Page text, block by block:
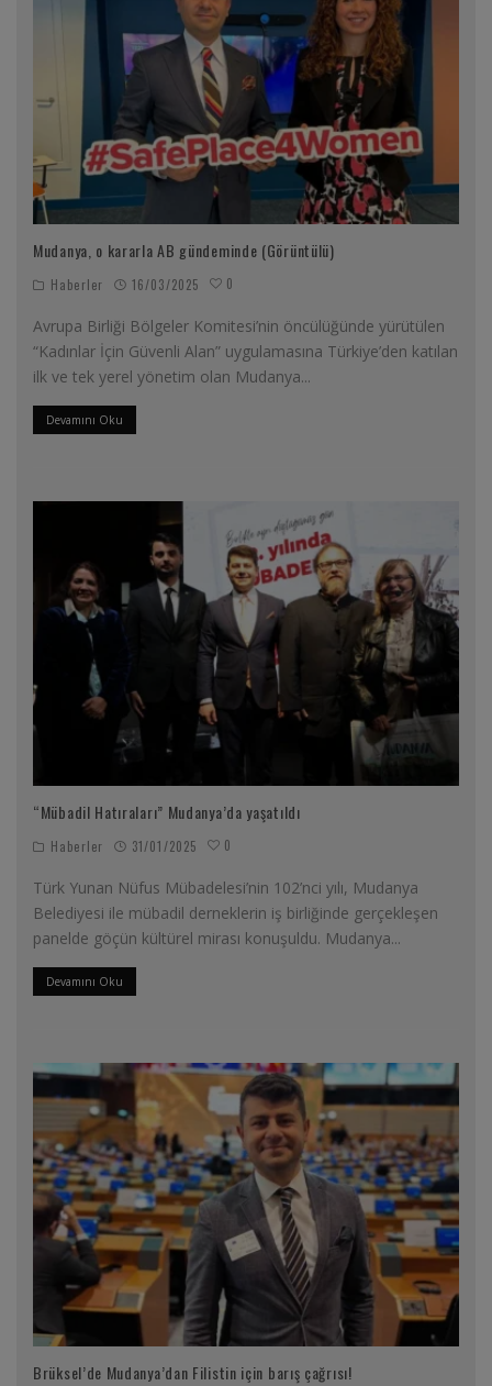
Mudanya, o kararla AB gündeminde (Görüntülü)
Haberler 16/03/2025 0
Avrupa Birliği Bölgeler Komitesi’nin öncülüğünde yürütülen
“Kadınlar İçin Güvenli Alan” uygulamasına Türkiye’den katılan
ilk ve tek yerel yönetim olan Mudanya...
Devamını Oku
“Mübadil Hatıraları” Mudanya’da yaşatıldı
Haberler 31/01/2025 0
Türk Yunan Nüfus Mübadelesi’nin 102’nci yılı, Mudanya
Belediyesi ile mübadil derneklerin iş birliğinde gerçekleşen
panelde göçün kültürel mirası konuşuldu. Mudanya...
Devamını Oku
Brüksel’de Mudanya’dan Filistin için barış çağrısı!